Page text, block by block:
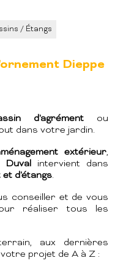
/ Étangs
Dieppe
d'agrémentou
dans votre jardin.
extérieur,
Duval intervient dans
d'étangs.
conseiller et de vous
réaliser tous les
aux dernières
projet de A à Z :